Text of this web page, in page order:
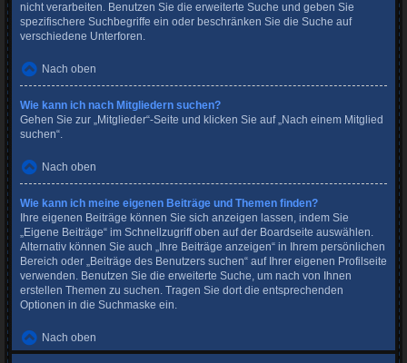
nicht verarbeiten. Benutzen Sie die erweiterte Suche und geben Sie
spezifischere Suchbegriffe ein oder beschränken Sie die Suche auf
verschiedene Unterforen.
Nach oben
Wie kann ich nach Mitgliedern suchen?
Gehen Sie zur „Mitglieder“-Seite und klicken Sie auf „Nach einem Mitglied
suchen“.
Nach oben
Wie kann ich meine eigenen Beiträge und Themen finden?
Ihre eigenen Beiträge können Sie sich anzeigen lassen, indem Sie
„Eigene Beiträge“ im Schnellzugriff oben auf der Boardseite auswählen.
Alternativ können Sie auch „Ihre Beiträge anzeigen“ in Ihrem persönlichen
Bereich oder „Beiträge des Benutzers suchen“ auf Ihrer eigenen Profilseite
verwenden. Benutzen Sie die erweiterte Suche, um nach von Ihnen
erstellen Themen zu suchen. Tragen Sie dort die entsprechenden
Optionen in die Suchmaske ein.
Nach oben